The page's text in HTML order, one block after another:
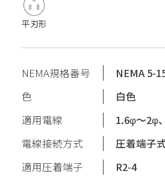
平刃形
NEMA規格番号
NEMA 5-
色
白色
適用電線
1.6φ〜2φ
電線接続方式
圧着端子
適用圧着端子
R2-4